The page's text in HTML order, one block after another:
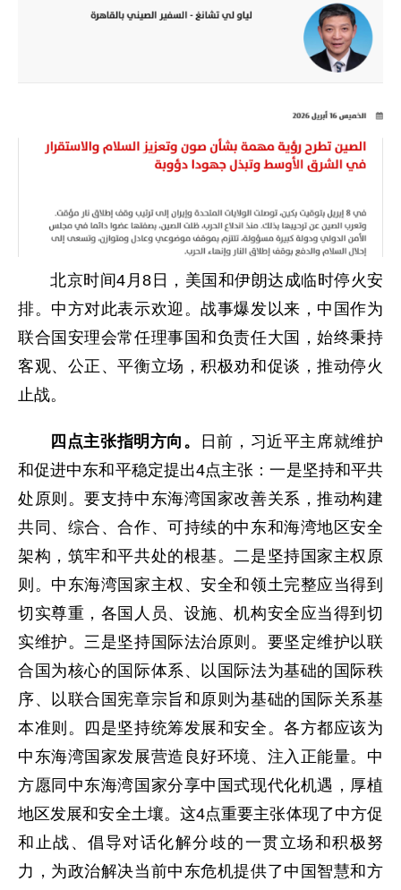
北京时间4月8日，美国和伊朗达成临时停火安
排。中方对此表示欢迎。战事爆发以来，中国作为
联合国安理会常任理事国和负责任大国，始终秉持
客观、公正、平衡立场，积极劝和促谈，推动停火
止战。
四点主张指明方向。
日前，习近平主席就维护
和促进中东和平稳定提出4点主张：一是坚持和平共
处原则。要支持中东海湾国家改善关系，推动构建
共同、综合、合作、可持续的中东和海湾地区安全
架构，筑牢和平共处的根基。二是坚持国家主权原
则。中东海湾国家主权、安全和领土完整应当得到
切实尊重，各国人员、设施、机构安全应当得到切
实维护。三是坚持国际法治原则。要坚定维护以联
合国为核心的国际体系、以国际法为基础的国际秩
序、以联合国宪章宗旨和原则为基础的国际关系基
本准则。四是坚持统筹发展和安全。各方都应该为
中东海湾国家发展营造良好环境、注入正能量。中
方愿同中东海湾国家分享中国式现代化机遇，厚植
地区发展和安全土壤。这4点重要主张体现了中方促
和止战、倡导对话化解分歧的一贯立场和积极努
力，为政治解决当前中东危机提供了中国智慧和方